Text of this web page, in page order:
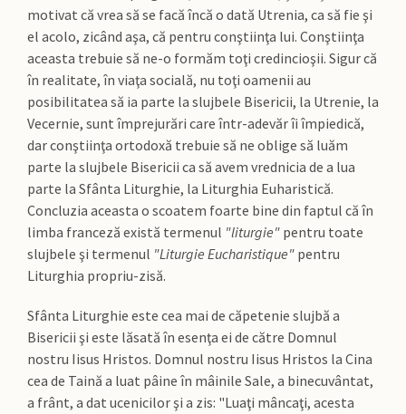
motivat că vrea să se facă încă o dată Utrenia, ca să fie şi
el acolo, zicând aşa, că pentru conştiinţa lui. Conştiinţa
aceasta trebuie să ne-o formăm toţi credincioşii. Sigur că
în realitate, în viaţa socială, nu toţi oamenii au
posibilitatea să ia parte la slujbele Bisericii, la Utrenie, la
Vecernie, sunt împrejurări care într-adevăr îi împiedică,
dar conştiinţa ortodoxă trebuie să ne oblige să luăm
parte la slujbele Bisericii ca să avem vrednicia de a lua
parte la Sfânta Liturghie, la Liturghia Euharistică.
Concluzia aceasta o scoatem foarte bine din faptul că în
limba franceză există termenul "liturgie" pentru toate
slujbele şi termenul "Liturgie Eucharistique" pentru
Liturghia propriu-zisă.
Sfânta Liturghie este cea mai de căpetenie slujbă a
Bisericii şi este lăsată în esenţa ei de către Domnul
nostru Iisus Hristos. Domnul nostru Iisus Hristos la Cina
cea de Taină a luat pâine în mâinile Sale, a binecuvântat,
a frânt, a dat ucenicilor şi a zis: "Luaţi mâncaţi, acesta